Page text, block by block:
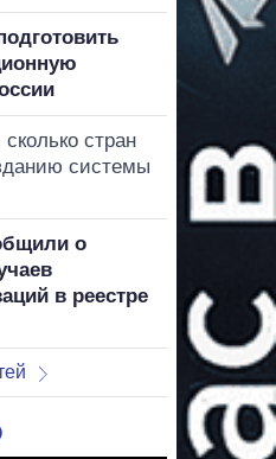
стран
системы
о
в реестре